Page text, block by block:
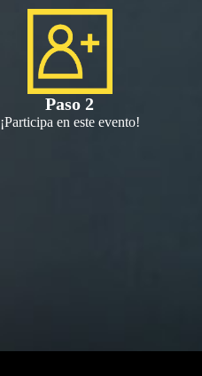
Paso 2
¡Participa en este evento!